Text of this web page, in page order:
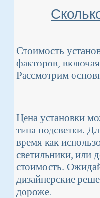
Стоимость
факторов,
Рассмотрим
Цена установки
типа подсветки.
время как
светильники, или
стоимость.
дизайнерские
дороже.